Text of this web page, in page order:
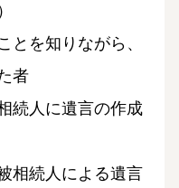
とを知りながら、
者
続人に遺言の作成
相続人による遺言